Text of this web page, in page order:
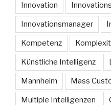
Innovation
Innovationsmanager
Kompetenz
Künstliche Intelligenz
Mannheim Mass
Multiple Intelligenzen